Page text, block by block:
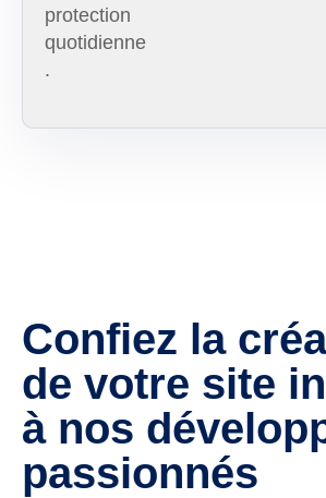
protection
quotidienne
.
Confiez la
de votre site
à nos
passionnés